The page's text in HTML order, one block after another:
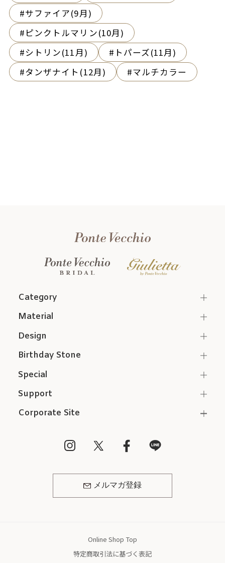
サファイア(9月)
ピンクトルマリン(10月)
シトリン(11月)
トパーズ(11月)
タンザナイト(12月)
マルチカラー
Category
Support
Corporate Site
メルマガ登録
Material
Design
Birthday Stone
Special
Online Shop Top
特定商取引法に基づく表記